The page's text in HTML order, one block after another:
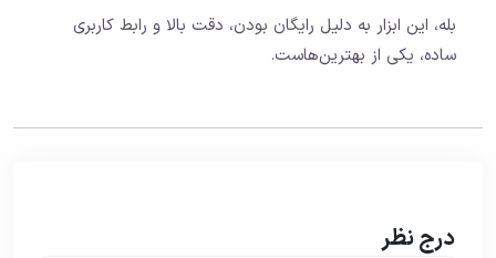
بله، این ابزار به دلیل رایگان بودن، دقت بالا و رابط کاربری
ساده، یکی از بهترین‌هاست.
درج نظر